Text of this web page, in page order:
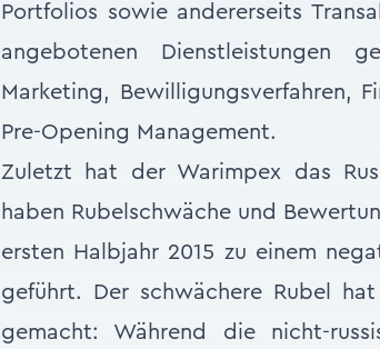
Portfolios sowie andererseits
angebotenen Dienstleistungen
Marketing, Bewilligungsverfahren,
Pre-Opening Management.
Zuletzt hat der Warimpex das
haben Rubelschwäche und
ersten Halbjahr 2015 zu einem
geführt. Der schwächere Rubel
gemacht: Während die nicht-